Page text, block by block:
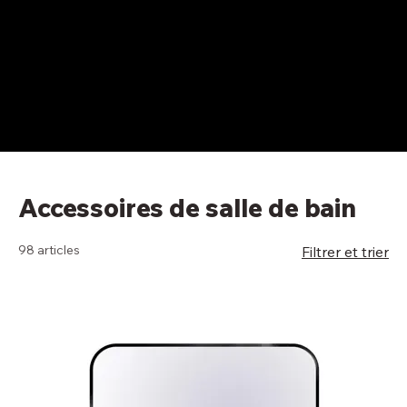
Accessoires de salle de bain
98 articles Filtrer et trier